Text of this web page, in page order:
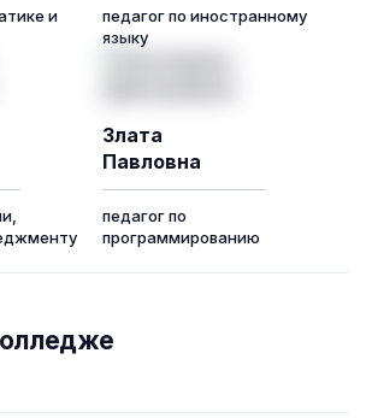
и
педагог по иностранному
языку
Злата
Павловна
педагог по
программированию